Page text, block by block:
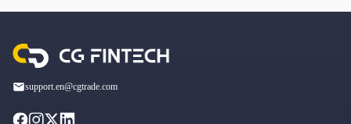
support.en@cgtrade.com